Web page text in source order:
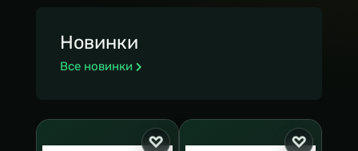
Новинки
Все новинки